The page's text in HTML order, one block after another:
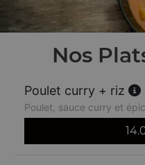
Nos
Poulet curry + riz
Poulet, sauce curry et